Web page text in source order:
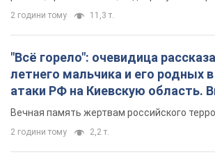
В Германии фиксировали дроны
ремонтируют системы Patriot –
Служба охраны зафиксировала шесть
2 години тому 1,6 т.